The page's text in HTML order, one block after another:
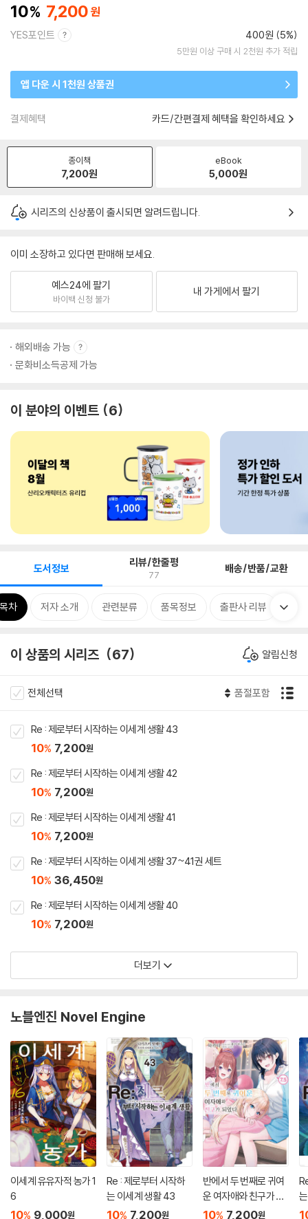
10 7,200
YES포인트 400원 (5%)
5만원 이상 구매 시 2천원 추가 적립
앱 다운 시 1천원 상품권
결제혜택 카드/간편결제 혜택을 확인하세요
종이책
7,200원
eBook
5,000원
시리즈의 신상품이 출시되면 알려드립니다.
이미 소장하고 있다면 판매해 보세요.
예스24에 팔기
바이백 신청 불가
내 가게에서 팔기
해외배송 가능
문화비소득공제 가능
이 분야의 이벤트 6
도서정보 리뷰/한줄평
77 배송/반품/교환
목차 저자 소개 관련분류 품목정보 출판사 리뷰
이 상품의 시리즈 67 알림신청
전체선택 품절포함
Re : 제로부터 시작하는 이세계 생활 43
10% 7,200원
Re : 제로부터 시작하는 이세계 생활 42
10% 7,200원
Re : 제로부터 시작하는 이세계 생활 41
10% 7,200원
Re : 제로부터 시작하는 이세계 생활 37~41권 세트
10% 36,450원
Re : 제로부터 시작하는 이세계 생활 40
10% 7,200원
더보기
노블엔진 Novel Engine
이세계 유유자적 농가 1
6
10% 9,000원
Re : 제로부터 시작하
는 이세계 생활 43
10% 7,200원
반에서 두 번째로 귀여
운 여자애와 친구가 되
었다 7.5
10% 7,200원